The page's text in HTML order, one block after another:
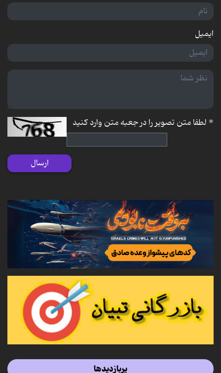
ایمیل
*لطفا متن تصویر را در جعبه متن وارد کنید
ارسال
پربازدیدها